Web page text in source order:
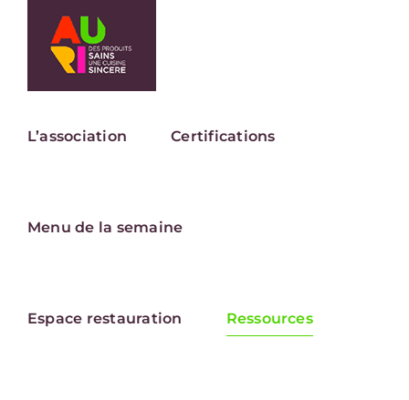
contenu
L’association Certifications
Menu de la semaine
Espace restauration Ressources